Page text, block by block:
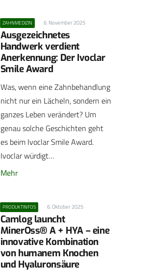
ZAHNMEDIZIN 6. November 2025
Ausgezeichnetes
Handwerk verdient
Anerkennung: Der Ivoclar
Smile Award
Was, wenn eine Zahnbehandlung
nicht nur ein Lächeln, sondern ein
ganzes Leben verändert? Um
genau solche Geschichten geht
es beim Ivoclar Smile Award.
Ivoclar würdigt…
Mehr
PRODUKTINFOS 6. Oktober 2025
Camlog launcht
MinerOss® A + HYA – eine
innovative Kombination
von humanem Knochen
und Hyaluronsäure